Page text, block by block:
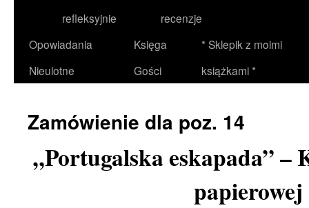
treści
refleksyjnie
recenzje
Opowiadania
Nieulotne
Księga
Gości
* Sklepik z moimi
książkami *
Zamówienie dla poz. 14
„Portugalska eskapada” –
papierowej